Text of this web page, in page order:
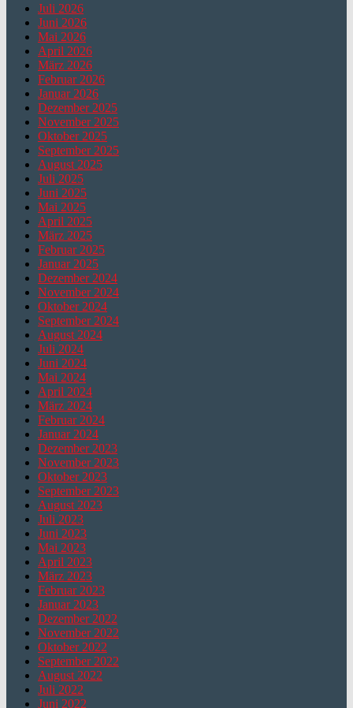
Juli 2026
Juni 2026
Mai 2026
April 2026
März 2026
Februar 2026
Januar 2026
Dezember 2025
November 2025
Oktober 2025
September 2025
August 2025
Juli 2025
Juni 2025
Mai 2025
April 2025
März 2025
Februar 2025
Januar 2025
Dezember 2024
November 2024
Oktober 2024
September 2024
August 2024
Juli 2024
Juni 2024
Mai 2024
April 2024
März 2024
Februar 2024
Januar 2024
Dezember 2023
November 2023
Oktober 2023
September 2023
August 2023
Juli 2023
Juni 2023
Mai 2023
April 2023
März 2023
Februar 2023
Januar 2023
Dezember 2022
November 2022
Oktober 2022
September 2022
August 2022
Juli 2022
Juni 2022